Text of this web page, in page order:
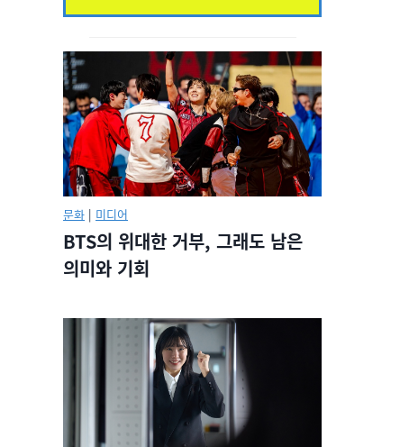
문화 | 미디어
BTS의 위대한 거부, 그래도 남은
의미와 기회